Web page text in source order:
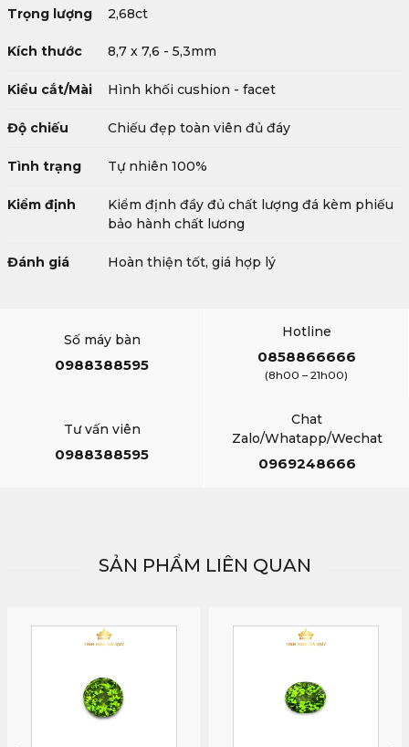
Trọng lượng 2,68ct
Kích thước 8,7 x 7,6 - 5,3mm
Kiểu cắt/Mài Hình khối cushion - facet
Độ chiếu Chiếu đẹp toàn viên đủ đáy
Tình trạng Tự nhiên 100%
Kiểm định
Kiểm định đầy đủ chất lượng đá kèm phiếu
bảo hành chất lương
Đánh giá Hoàn thiện tốt, giá hợp lý
Số máy bàn
0988388595
Hotline
0858866666
(8h00 – 21h00)
Tư vấn viên
0988388595
Chat
Zalo/Whatapp/Wechat
0969248666
SẢN PHẨM LIÊN QUAN